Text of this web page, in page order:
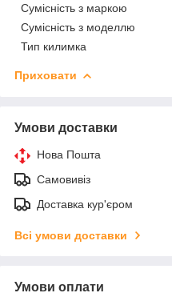
Сумісність з маркою
Сумісність з моделлю
Тип килимка
Приховати
Умови доставки
Нова Пошта
Самовивіз
Доставка кур'єром
Всі умови доставки
Умови оплати